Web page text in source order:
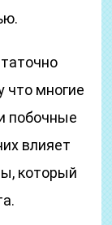
что многие
побочные
влияет
который